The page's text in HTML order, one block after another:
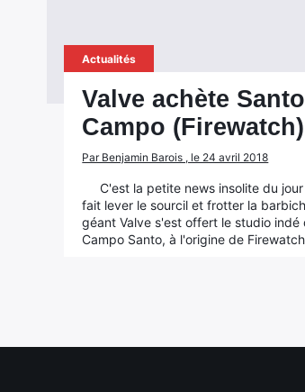
Actualités
Valve achète Santo
Campo (Firewatch)
Par Benjamin Barois , le 24 avril 2018
C'est la petite news insolite du
fait lever le sourcil et frotter la
géant Valve s'est offert le studio indé
Campo Santo, à l'origine de